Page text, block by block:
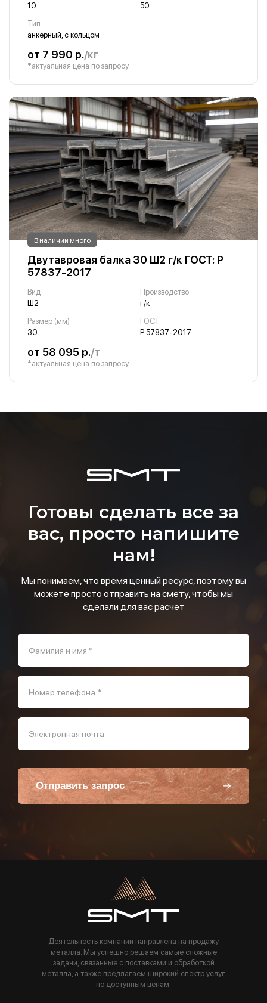
10
50
Тип
анкерный, с кольцом
от 7 990 р./кг
*актуальная цена по запросу
В наличии много
Двутавровая балка 30 Ш2 г/к ГОСТ: Р
57837-2017
Вид
Ш2
Производство
г/к
Размер (мм)
30
ГОСТ
Р 57837-2017
от 58 095 р./т
*актуальная цена по запросу
Готовы сделать все за
вас, просто напишите
нам!
Мы понимаем, что время ценный ресурс, поэтому вы
можете просто отправить на смету, чтобы мы
сделали для вас расчет
Фамилия и имя *
Номер телефона *
Электронная почта
Отправить запрос
Пользуясь данной формой вы соглашаетесь с политикой компании
Деятельность компании направлена на продажу
металла. Мы успешно решаем самые сложные
задачи, связанные с поставками и обработкой
металла, а также предлагаем широкий спектр услуг
по доступным ценам.